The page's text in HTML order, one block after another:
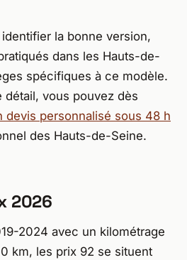
la bonne version,
dans les Hauts-de-
spécifiques à ce modèle.
détail, vous pouvez dès
devis personnalisé sous 48 h
des Hauts-de-Seine.
2026
2024 avec un kilométrage
km, les prix 92 se situent